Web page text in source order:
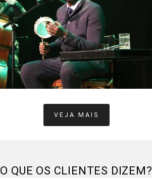
394
0
VEJA MAIS
O QUE OS CLIENTES DIZEM?